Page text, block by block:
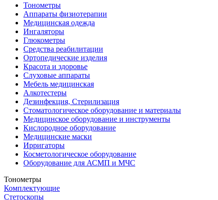
Тонометры
Аппараты физиотерапии
Медицинская одежда
Ингаляторы
Глюкометры
Средства реабилитации
Ортопедические изделия
Красота и здоровье
Слуховые аппараты
Мебель медицинская
Алкотестеры
Дезинфекция, Стерилизация
Стоматологическое оборудование и материалы
Медицинское оборудование и инструменты
Кислородное оборудование
Медицинские маски
Ирригаторы
Косметологическое оборудование
Оборудование для АСМП и МЧС
Тонометры
Комплектующие
Стетоскопы